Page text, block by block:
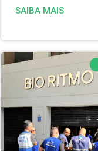
SAIBA MAIS